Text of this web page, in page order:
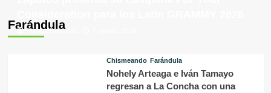
Farándula
Prensa Dateando
Chismeando Farándula
Nohely Arteaga e Iván Tamayo
regresan a La Concha con una